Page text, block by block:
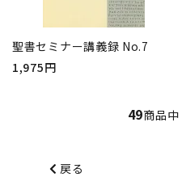
聖書セミナー講義録 No.7
1,975円
49商品中
戻る